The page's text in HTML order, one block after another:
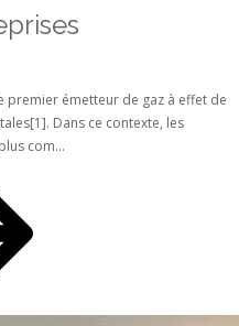
premier émetteur de gaz à effet de
Dans ce contexte, les
com...